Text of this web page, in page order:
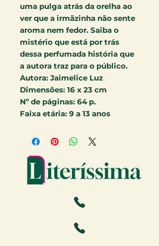
uma pulga atrás da orelha ao
ver que a irmãzinha não sente
aroma nem fedor. Saiba o
mistério que está por trás
dessa perfumada história que
a autora traz para o público.
Autora: Jaimelice Luz
Dimensões: 16 x 23 cm
Nº de páginas: 64 p.
Faixa etária: 9 a 13 anos